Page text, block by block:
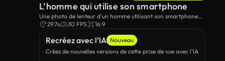
Recréez avec l’IA Nouveau
Créez de nouvelles versions de cette prise de vue avec l’IA
L’homme qui utilise son smartphone
Une photo de lenteur d'un homme utilisant son smartphone
sur un banc dans le parc.
29.7s 30 FPS 16:9